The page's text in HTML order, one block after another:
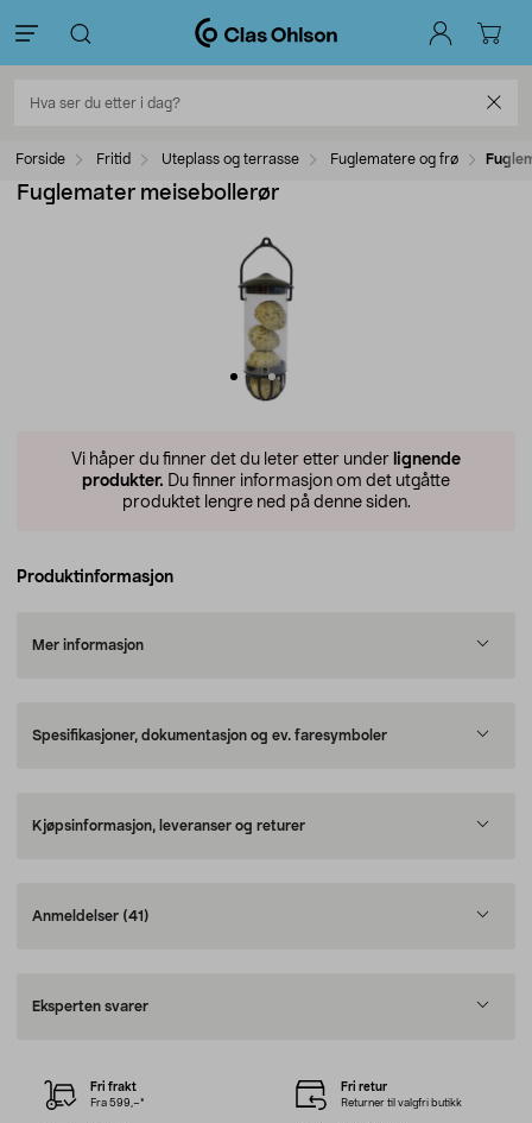
Forside Fritid Uteplass og terrasse Fuglematere og frø
Fuglemater meisebollerør
Vi håper du finner det du leter etter under lignende
produkter. Du finner informasjon om det utgåtte
produktet lengre ned på denne siden.
Produktinformasjon
Mer informasjon
Spesifikasjoner, dokumentasjon og ev. faresymboler
Kjøpsinformasjon, leveranser og returer
Anmeldelser (41)
Eksperten svarer
Fri frakt
Fra 599,–*
Fri retur
Returner til valgfri butikk